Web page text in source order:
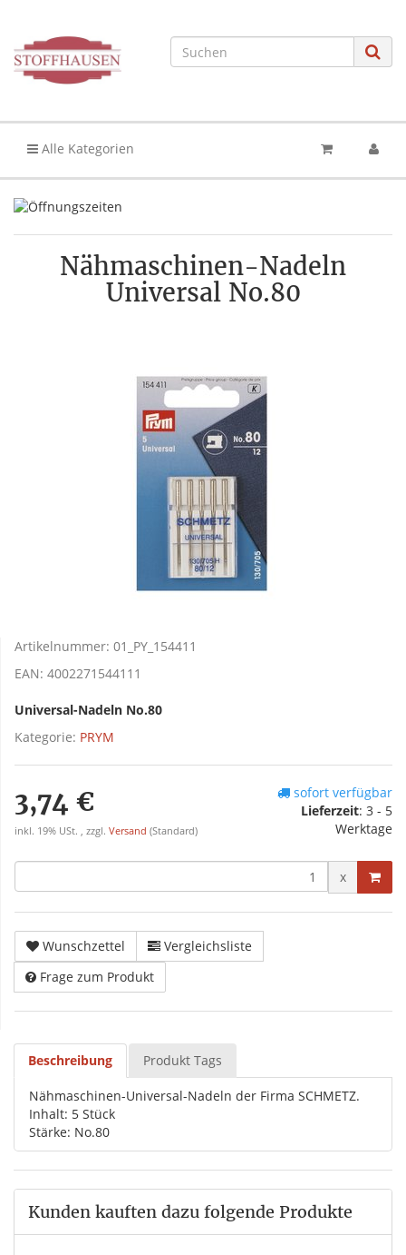
Alle Kategorien
Nähmaschinen-Nadeln
Universal No.80
Artikelnummer: 01_PY_154411
EAN: 4002271544111
Universal-Nadeln No.80
Kategorie: PRYM
3,74 €
inkl. 19% USt. , zzgl. Versand (Standard)
sofort verfügbar
Lieferzeit: 3 - 5
Werktage
x
Wunschzettel
Vergleichsliste
Frage zum Produkt
Beschreibung Produkt Tags
Nähmaschinen-Universal-Nadeln der Firma SCHMETZ.
Inhalt: 5 Stück
Stärke: No.80
Kunden kauften dazu folgende Produkte